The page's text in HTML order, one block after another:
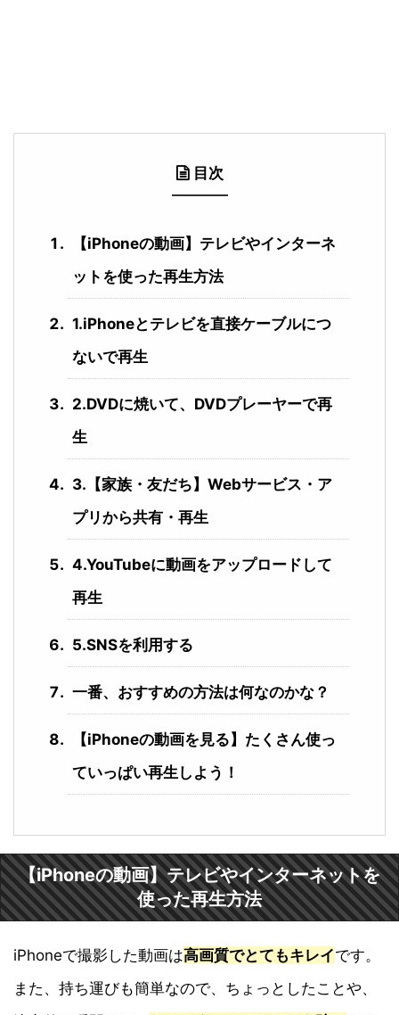
目次
【iPhoneの動画】テレビやインターネ
ットを使った再生方法
1.iPhoneとテレビを直接ケーブルにつ
ないで再生
2.DVDに焼いて、DVDプレーヤーで再
生
3.【家族・友だち】Webサービス・ア
プリから共有・再生
4.YouTubeに動画をアップロードして
再生
5.SNSを利用する
一番、おすすめの方法は何なのかな？
【iPhoneの動画を見る】たくさん使っ
ていっぱい再生しよう！
【iPhoneの動画】テレビやインターネットを
使った再生方法
iPhoneで撮影した動画は高画質でとてもキレイです。
また、持ち運びも簡単なので、ちょっとしたことや、